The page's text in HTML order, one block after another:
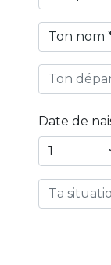
Ton
Date de
Year